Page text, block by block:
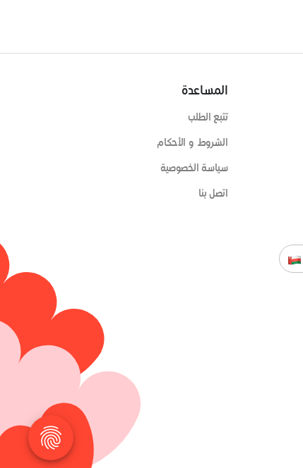
المساعدة
تتبع الطلب
الشروط و الأحكام
سياسة الخصوصية
اتصل بنا